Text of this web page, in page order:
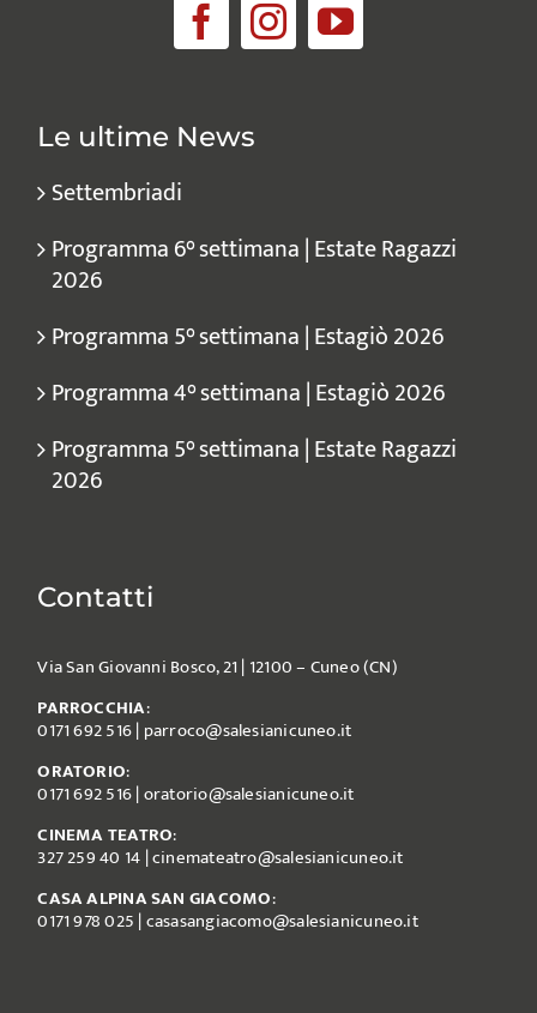
Le ultime News
Settembriadi
Programma 6° settimana | Estate Ragazzi
2026
Programma 5° settimana | Estagiò 2026
Programma 4° settimana | Estagiò 2026
Programma 5° settimana | Estate Ragazzi
2026
Contatti
Via San Giovanni Bosco, 21 | 12100 – Cuneo (CN)
PARROCCHIA:
0171 692 516| parroco@salesianicuneo.it
ORATORIO:
0171 692 516|oratorio@salesianicuneo.it
CINEMA TEATRO:
327 259 40 14 |cinemateatro@salesianicuneo.it
CASA ALPINA SAN GIACOMO:
0171 978 025 |casasangiacomo@salesianicuneo.it